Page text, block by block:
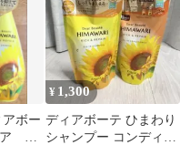
ボー
ア シ
¥ 1,300
ディアボーテ ひまわり
シャンプー コンディシ